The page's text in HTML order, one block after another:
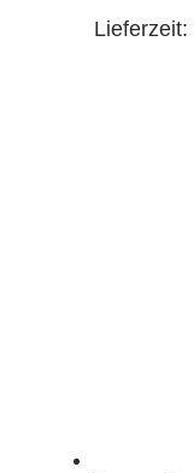
Lieferzeit: